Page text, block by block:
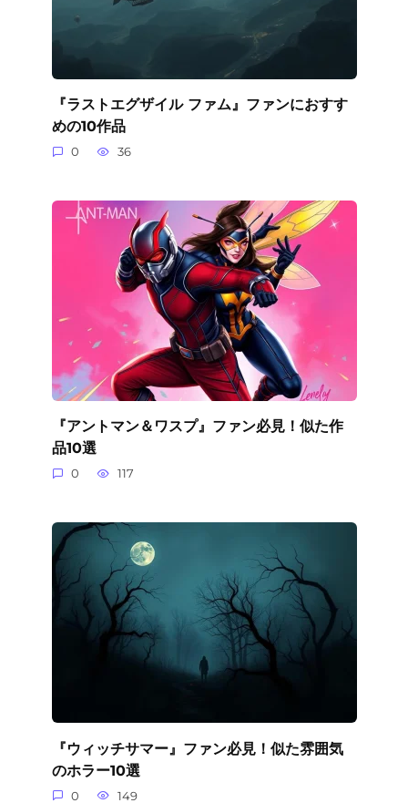
『ラストエグザイル ファム』ファンにおすす
めの10作品
0 36
『アントマン＆ワスプ』ファン必見！似た作
品10選
0 117
『ウィッチサマー』ファン必見！似た雰囲気
のホラー10選
0 149